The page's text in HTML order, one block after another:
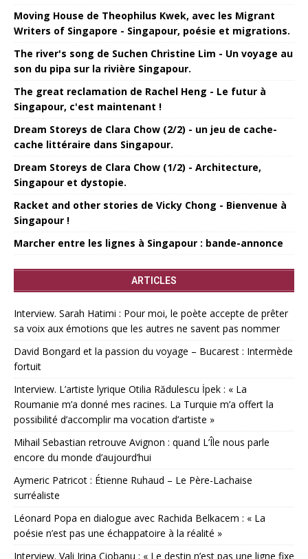
Moving House de Theophilus Kwek, avec les Migrant
Writers of Singapore - Singapour, poésie et migrations.
The river's song de Suchen Christine Lim - Un voyage au
son du pipa sur la rivière Singapour.
The great reclamation de Rachel Heng - Le futur à
Singapour, c'est maintenant !
Dream Storeys de Clara Chow (2/2) - un jeu de cache-
cache littéraire dans Singapour.
Dream Storeys de Clara Chow (1/2) - Architecture,
Singapour et dystopie.
Racket and other stories de Vicky Chong - Bienvenue à
Singapour !
Marcher entre les lignes à Singapour : bande-annonce
ARTICLES
Interview. Sarah Hatimi : Pour moi, le poète accepte de prêter
sa voix aux émotions que les autres ne savent pas nommer
David Bongard et la passion du voyage – Bucarest : Intermède
fortuit
Interview. L’artiste lyrique Otilia Rădulescu İpek : « La
Roumanie m’a donné mes racines. La Turquie m’a offert la
possibilité d’accomplir ma vocation d’artiste »
Mihail Sebastian retrouve Avignon : quand L’Île nous parle
encore du monde d’aujourd’hui
Aymeric Patricot : Étienne Ruhaud – Le Père-Lachaise
surréaliste
Léonard Popa en dialogue avec Rachida Belkacem : « La
poésie n’est pas une échappatoire à la réalité »
Interview. Vali Irina Ciobanu : « Le destin n’est pas une ligne fixe